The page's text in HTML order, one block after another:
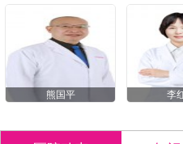
熊国平 李